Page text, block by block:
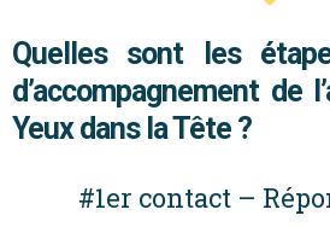
Quelles sont les
d’accompagnement de
Yeux dans la Tête ?
#1er contact –